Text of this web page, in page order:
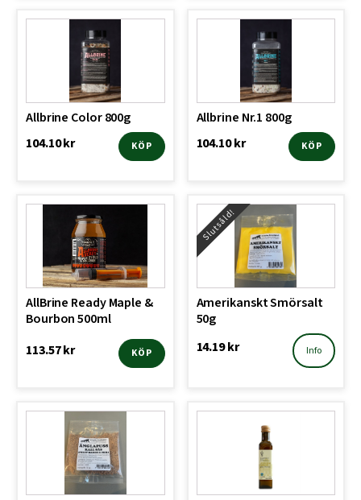
Allbrine Color 800g
104.10kr KÖP
Allbrine Nr.1 800g
104.10kr KÖP
AllBrine Ready Maple &
Bourbon 500ml
113.57kr KÖP
Slutsåld!
Amerikanskt Smörsalt
50g
14.19kr Info